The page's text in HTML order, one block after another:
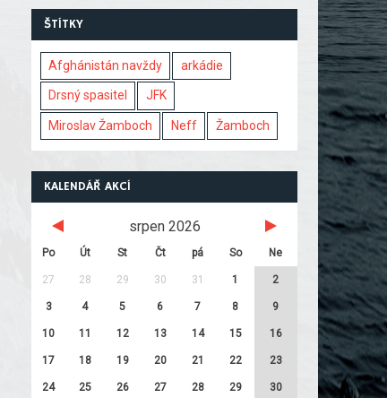
ŠTÍTKY
Afghánistán navždy arkádie
Drsný spasitel JFK
Miroslav Žamboch Neff Žamboch
KALENDÁŘ AKCÍ
srpen 2026
Po Út St Čt pá So Ne
27 28 29 30 31 1 2
3 4 5 6 7 8 9
10 11 12 13 14 15 16
17 18 19 20 21 22 23
24 25 26 27 28 29 30